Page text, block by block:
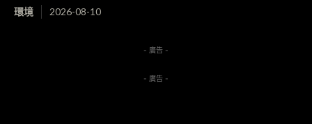
環境 2026-08-10
- 廣告 -
- 廣告 -